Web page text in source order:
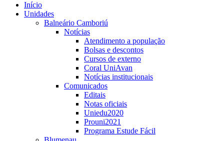
Início
Unidades
Balneário Camboriú
Notícias
Atendimento a população
Bolsas e descontos
Cursos de externo
Coral UniAvan
Notícias institucionais
Comunicados
Editais
Notas oficiais
Uniedu2020
Prouni2021
Programa Estude Fácil